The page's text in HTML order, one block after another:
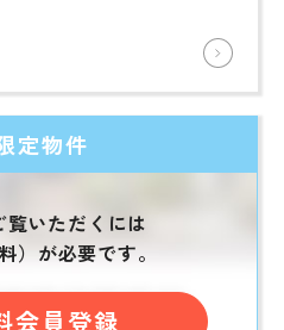
定物件
覧いただくには
）が必要です。
会員登録